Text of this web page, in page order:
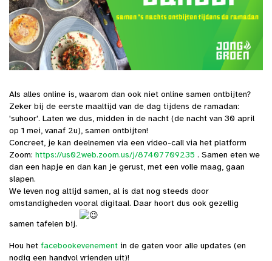
Als alles online is, waarom dan ook niet online samen ontbijten?
Zeker bij de eerste maaltijd van de dag tijdens de ramadan:
'suhoor'. Laten we dus, midden in de nacht (de nacht van 30 april
op 1 mei, vanaf 2u), samen ontbijten!
Concreet, je kan deelnemen via een video-call via het platform
Zoom: https://us02web.zoom.us/j/87407709235 . Samen eten we
dan een hapje en dan kan je gerust, met een volle maag, gaan
slapen.
We leven nog altijd samen, al is dat nog steeds door
omstandigheden vooral digitaal. Daar hoort dus ook gezellig
samen tafelen bij.
Hou het facebookevenement in de gaten voor alle updates (en
nodig een handvol vrienden uit)!